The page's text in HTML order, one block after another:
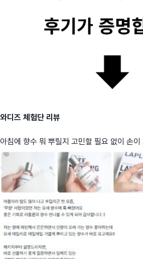
와디즈 체험단 리뷰
아침에 향수 뭐 뿌릴지 고민할 필요 없이 손이